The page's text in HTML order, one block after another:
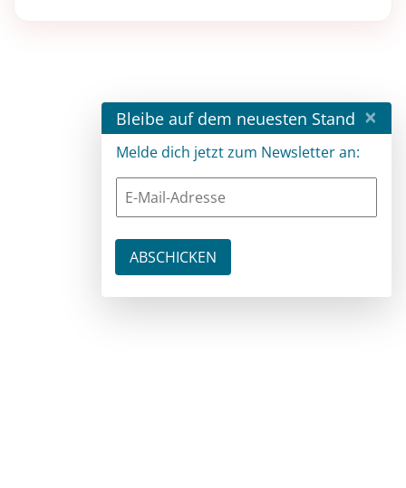
Bleibe auf dem neuesten Stand ×
Melde dich jetzt zum Newsletter an: